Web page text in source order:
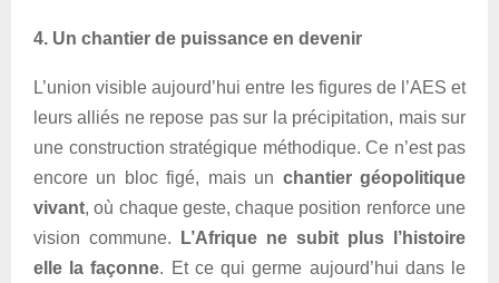
4. Un chantier de puissance en devenir
L’union visible aujourd’hui entre les figures de l’AES et
leurs alliés ne repose pas sur la précipitation, mais sur
une construction stratégique méthodique. Ce n’est pas
encore un bloc figé, mais un chantier géopolitique
vivant, où chaque geste, chaque position renforce une
vision commune.
L’Afrique ne subit plus l’histoire
elle la façonne. Et ce qui germe aujourd’hui dans le